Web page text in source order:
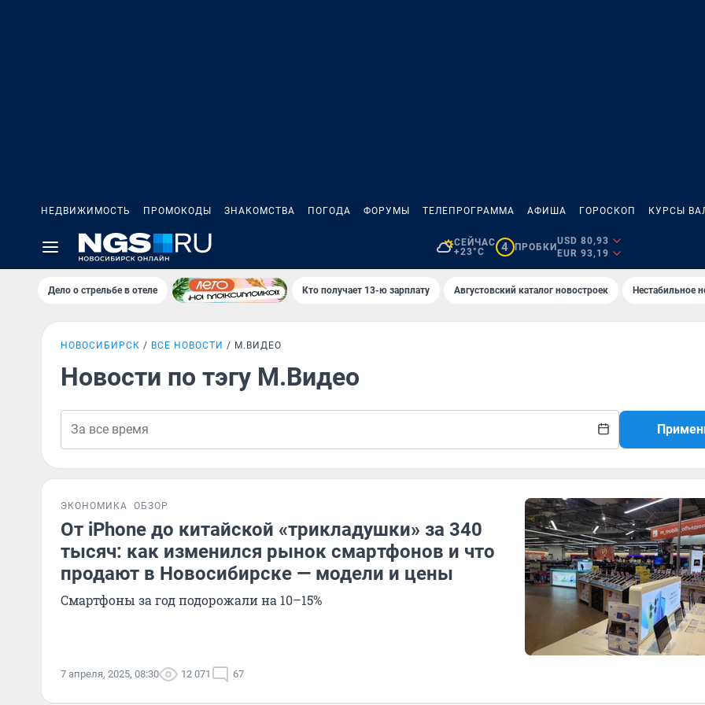
НЕДВИЖИМОСТЬ ПРОМОКОДЫ ЗНАКОМСТВА ПОГОДА ФОРУМЫ ТЕЛЕПРОГРАММА АФИША ГОРОСКОП КУРСЫ
СЕЙЧАС
+23°C
4 ПРОБКИ
USD 80,93
EUR 93,19
Дело о стрельбе в отеле Кто получает 13-ю зарплату Августовский каталог новостроек Нестабильное
НОВОСИБИРСК ВСЕ НОВОСТИ М.ВИДЕО
Новости по тэгу М.Видео
ЭКОНОМИКА ОБЗОР
От iPhone до китайской «трикладушки» за 340
тысяч: как изменился рынок смартфонов и что
продают в Новосибирске — модели и цены
Смартфоны за год подорожали на 10–15%
7 апреля, 2025, 08:30 12 071 67